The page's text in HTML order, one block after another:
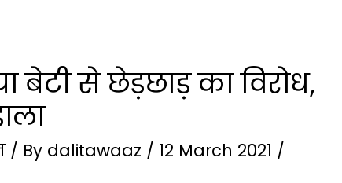
बेटी से छेड़छाड़ का विरोध,
/ By dalitawaaz / 12 March 2021 /